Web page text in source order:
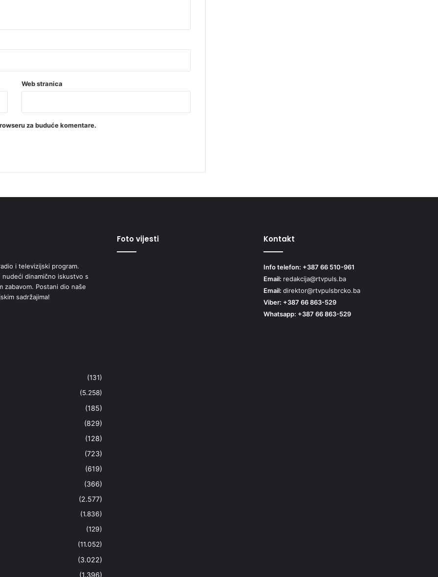
Web stranica
za buduće komentare.
i televizijski program.
nudeći dinamično iskustvo s
zabavom. Postani dio naše
sadržajima!
(131)
(5.258)
(185)
(829)
(128)
(723)
(619)
(366)
(2.577)
(1.836)
(129)
(11.052)
(3.022)
(1.396)
Foto vijesti Kontakt
Info telefon: +387 66 510-961
Email: redakcija@rtvpuls.ba
Email: direktor@rtvpulsbrcko.ba
Viber: +387 66 863-529
Whatsapp: +387 66 863-529